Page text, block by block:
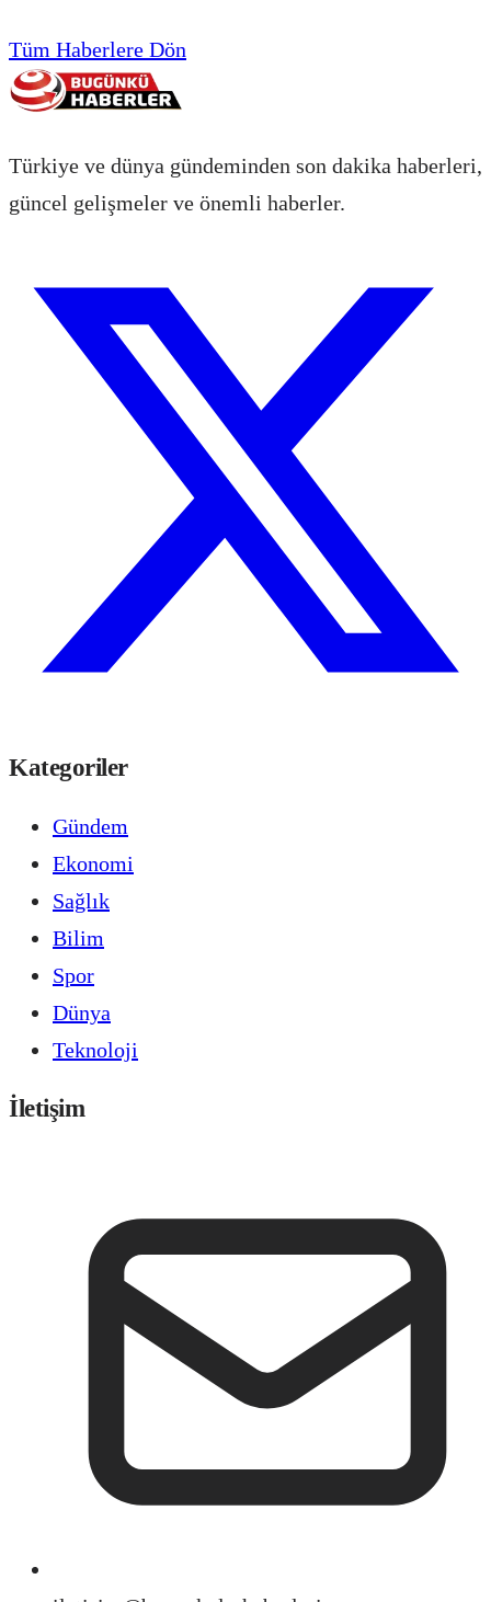
Tüm Haberlere Dön
Türkiye ve dünya gündeminden son dakika haberleri,
güncel gelişmeler ve önemli haberler.
Kategoriler
Gündem
Ekonomi
Sağlık
Bilim
Spor
Dünya
Teknoloji
İletişim